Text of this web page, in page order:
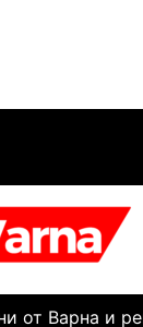
от Варна и